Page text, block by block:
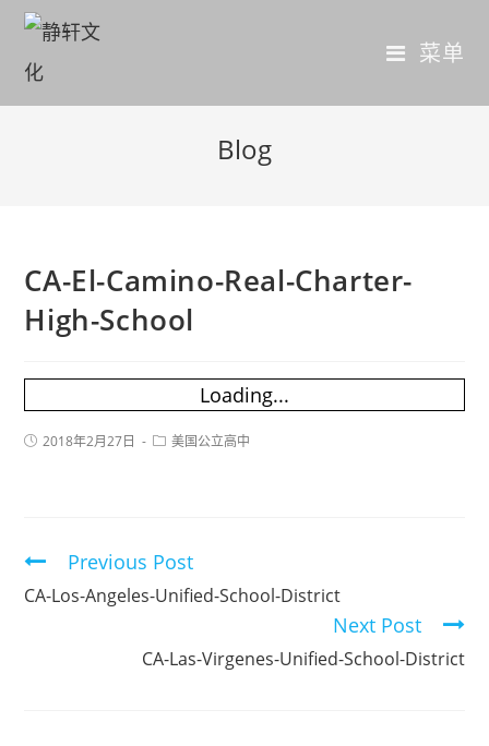
菜单
Blog
CA-El-Camino-Real-Charter-
High-School
Loading...
2018年2月27日 美国公立高中
Previous Post
CA-Los-Angeles-Unified-School-District
Next Post
CA-Las-Virgenes-Unified-School-District